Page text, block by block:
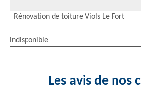
Rénovation de toiture Viols Le Fort
indisponible
Les avis de nos